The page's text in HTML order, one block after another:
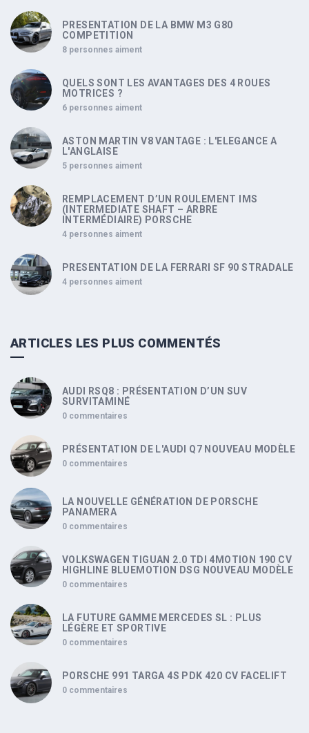
PRESENTATION DE LA BMW M3 G80
COMPETITION
8 personnes aiment
QUELS SONT LES AVANTAGES DES 4 ROUES
MOTRICES ?
6 personnes aiment
ASTON MARTIN V8 VANTAGE : L'ELEGANCE A
L'ANGLAISE
5 personnes aiment
REMPLACEMENT D’UN ROULEMENT IMS
(INTERMEDIATE SHAFT – ARBRE
INTERMÉDIAIRE) PORSCHE
4 personnes aiment
PRESENTATION DE LA FERRARI SF 90 STRADALE
4 personnes aiment
ARTICLES LES PLUS COMMENTÉS
AUDI RSQ8 : PRÉSENTATION D’UN SUV
SURVITAMINÉ
0 commentaires
PRÉSENTATION DE L'AUDI Q7 NOUVEAU MODÈLE
0 commentaires
LA NOUVELLE GÉNÉRATION DE PORSCHE
PANAMERA
0 commentaires
VOLKSWAGEN TIGUAN 2.0 TDI 4MOTION 190 CV
HIGHLINE BLUEMOTION DSG NOUVEAU MODÈLE
0 commentaires
LA FUTURE GAMME MERCEDES SL : PLUS
LÉGÈRE ET SPORTIVE
0 commentaires
PORSCHE 991 TARGA 4S PDK 420 CV FACELIFT
0 commentaires